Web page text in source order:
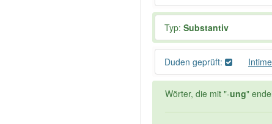
Typ: Substantiv
Duden geprüft:
Wörter, die mit "-ung"